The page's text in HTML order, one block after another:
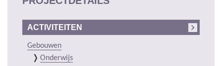
ACTIVITEITEN
Gebouwen
Onderwijs